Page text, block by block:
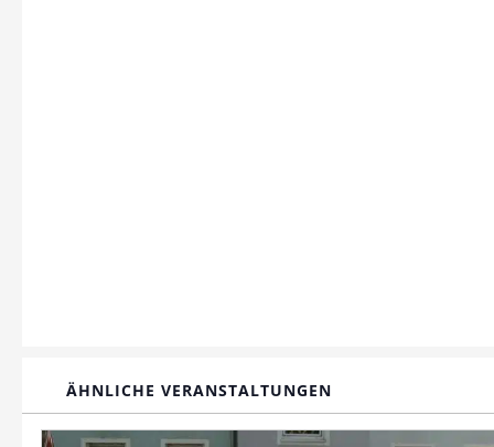
ÄHNLICHE VERANSTALTUNGEN